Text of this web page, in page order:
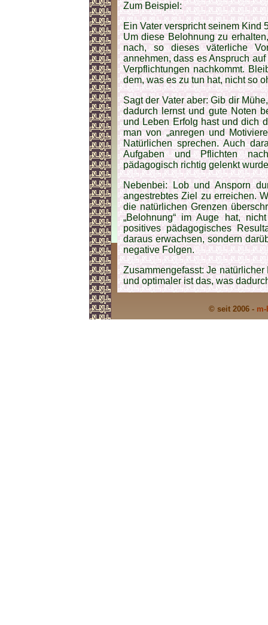
Zum Beispiel:
Ein Vater verspricht seinem Kind
Um diese Belohnung zu
nach, so dieses väterliche
annehmen, dass es Anspruch
Verpflichtungen nachkommt.
dem, was es zu tun hat, nicht so
Sagt der Vater aber: Gib dir
dadurch lernst und gute Noten
und Leben Erfolg hast und dich
man von „anregen und
Natürlichen sprechen. Auch
Aufgaben und Pflichten
pädagogisch richtig gelenkt
Nebenbei: Lob und Ansporn
angestrebtes Ziel zu erreichen.
die natürlichen Grenzen
„Belohnung“ im Auge hat,
positives pädagogisches
daraus erwachsen, sondern
negative Folgen.
Zusammengefasst: Je
und optimaler ist das, was
© seit 2006 -